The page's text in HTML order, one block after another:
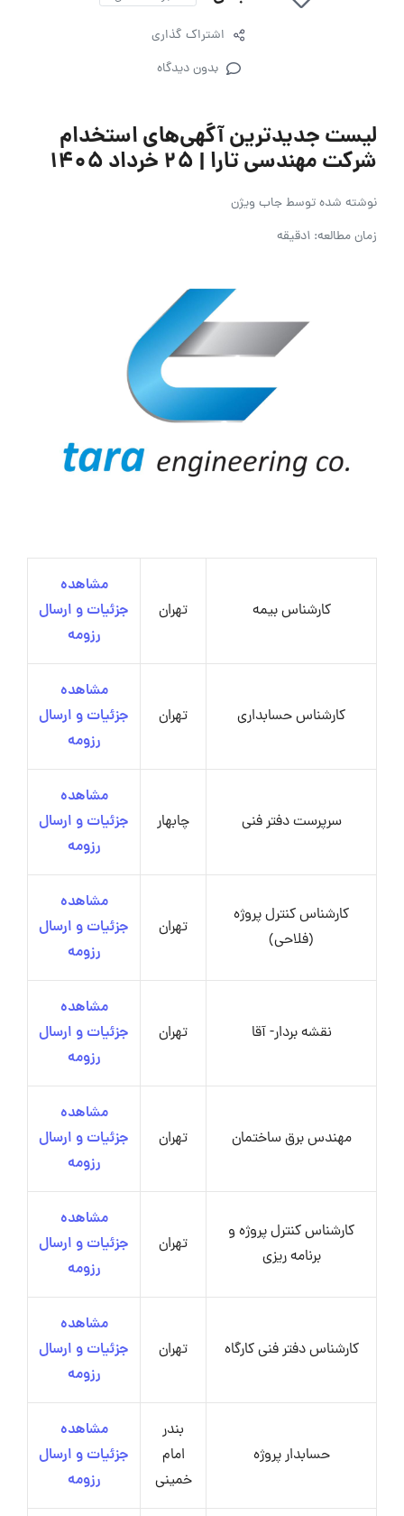
اشتراک گذاری
بدون دیدگاه
لیست جدیدترین آگهی‌های استخدام
شرکت مهندسی تارا | ۲۵ خرداد ۱۴۰۵
نوشته شده توسطجاب ویژن
زمان مطالعه: 1دقیقه
کارشناس بیمه تهران
مشاهده
جزئیات و ارسال
رزومه
کارشناس حسابداری تهران
مشاهده
جزئیات و ارسال
رزومه
سرپرست دفتر فنی چابهار
مشاهده
جزئیات و ارسال
رزومه
کارشناس کنترل پروژه
(فلاحی)
تهران
مشاهده
جزئیات و ارسال
رزومه
نقشه بردار- آقا تهران
مشاهده
جزئیات و ارسال
رزومه
مهندس برق ساختمان تهران
مشاهده
جزئیات و ارسال
رزومه
کارشناس کنترل پروژه و
برنامه ریزی
تهران
مشاهده
جزئیات و ارسال
رزومه
کارشناس دفتر فنی کارگاه تهران
مشاهده
جزئیات و ارسال
رزومه
حسابدار پروژه
بندر
امام
خمینی
مشاهده
جزئیات و ارسال
رزومه